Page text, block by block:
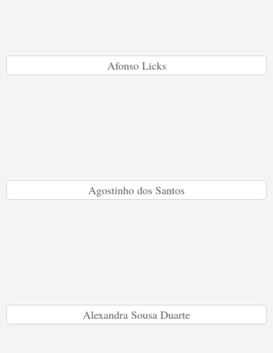
Afonso Licks
Agostinho dos Santos
Alexandra Sousa Duarte